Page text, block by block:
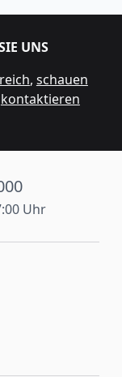
UNS
, schauen
kontaktieren
Uhr